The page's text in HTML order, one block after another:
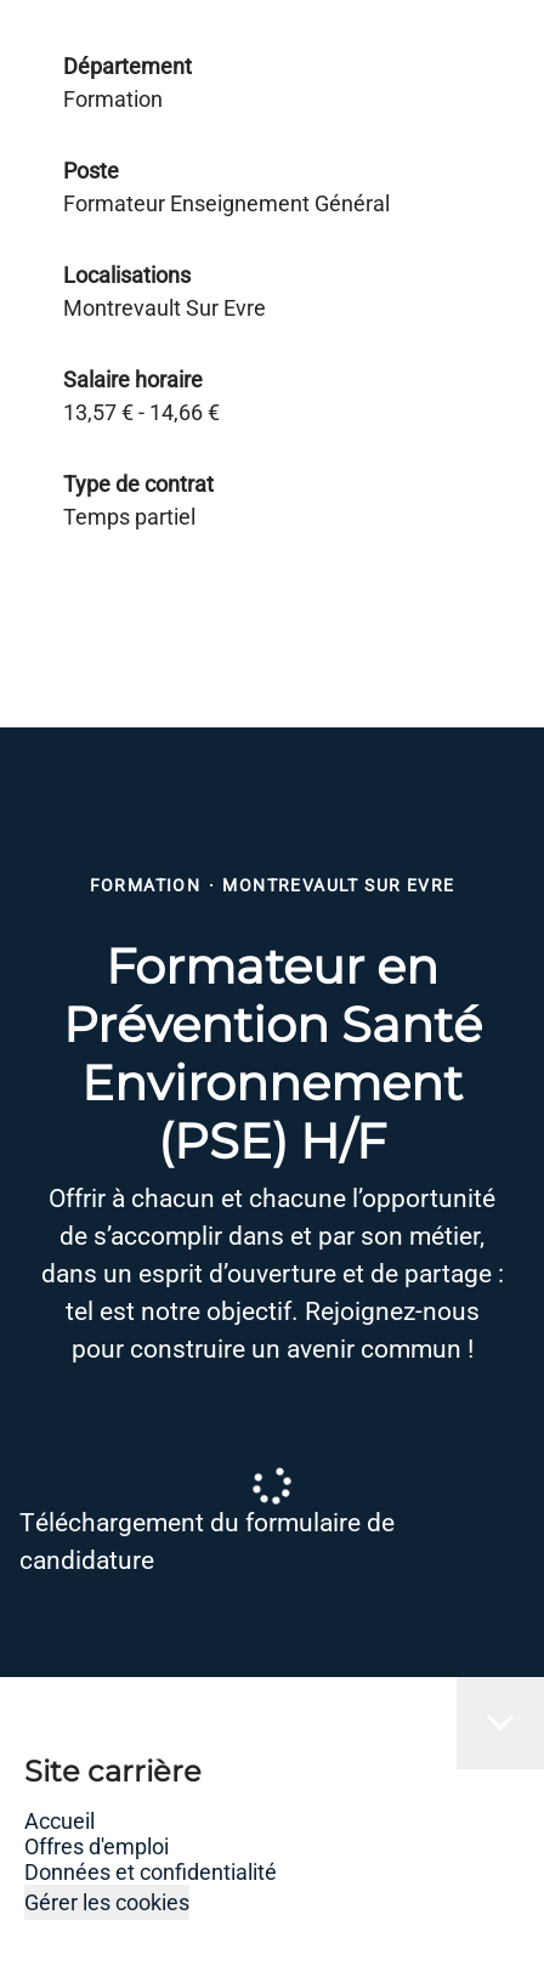
Département
Formation
Poste
Formateur Enseignement Général
Localisations
Montrevault Sur Evre
Salaire horaire
13,57 € - 14,66 €
Type de contrat
Temps partiel
FORMATION · MONTREVAULT SUR EVRE
Formateur en
Prévention Santé
Environnement
(PSE) H/F
Offrir à chacun et chacune l’opportunité
de s’accomplir dans et par son métier,
dans un esprit d’ouverture et de partage :
tel est notre objectif. Rejoignez-nous
pour construire un avenir commun !
Téléchargement du formulaire de
candidature
Site carrière
Accueil
Offres d'emploi
Données et confidentialité
Gérer les cookies